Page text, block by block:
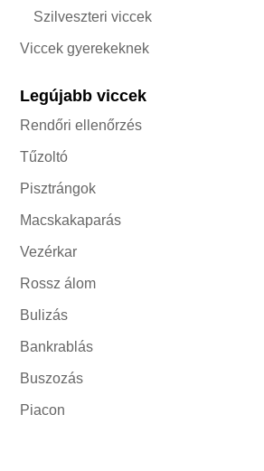
Szilveszteri viccek
Viccek gyerekeknek
Legújabb viccek
Rendőri ellenőrzés
Tűzoltó
Pisztrángok
Macskakaparás
Vezérkar
Rossz álom
Bulizás
Bankrablás
Buszozás
Piacon